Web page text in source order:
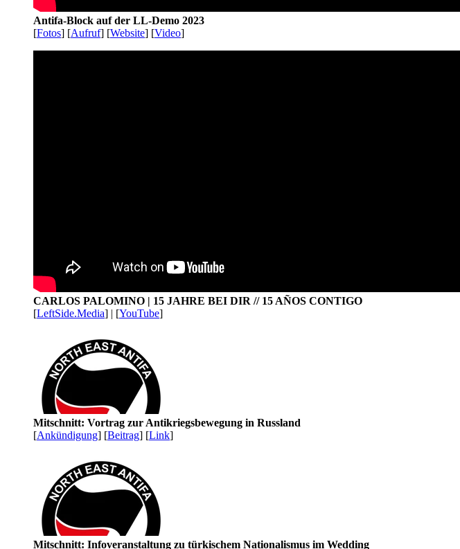
Antifa-Block auf der LL-Demo 2023
[Fotos] [Aufruf] [Website] [Video]
CARLOS PALOMINO | 15 JAHRE BEI DIR // 15 AÑOS CONTIGO
[LeftSide.Media] | [YouTube]
Mitschnitt: Vortrag zur Antikriegsbewegung in Russland
[Ankündigung] [Beitrag] [Link]
Mitschnitt: Infoveranstaltung zu türkischem Nationalismus im Wedding